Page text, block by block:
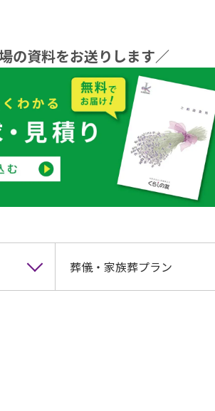
の資料をお送りします／
葬儀・家族葬プラン